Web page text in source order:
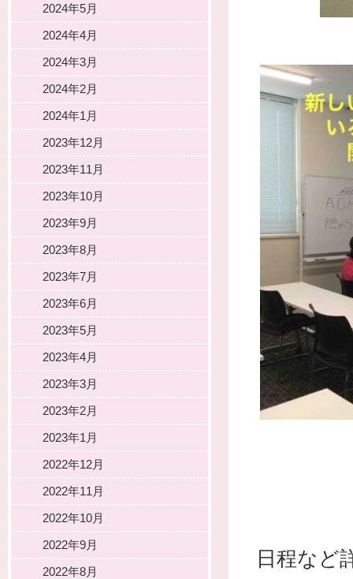
日程など
2024年5月
2024年4月
2024年3月
2024年2月
2024年1月
2023年12月
2023年11月
2023年10月
2023年9月
2023年8月
2023年7月
2023年6月
2023年5月
2023年4月
2023年3月
2023年2月
2023年1月
2022年12月
2022年11月
2022年10月
2022年9月
2022年8月